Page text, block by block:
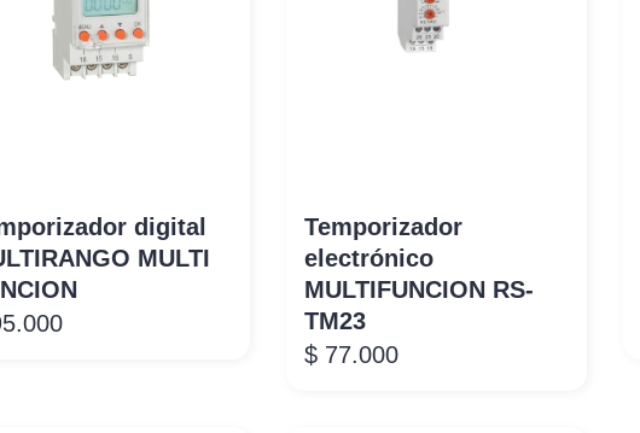
digital
MULTI
Temporizador
electrónico
MULTIFUNCION RS-
TM23
$ 77.000